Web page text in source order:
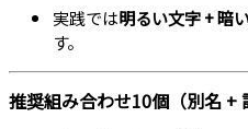
実践では明るい文字 + 暗
す。
推奨組み合わせ10個（別名 +